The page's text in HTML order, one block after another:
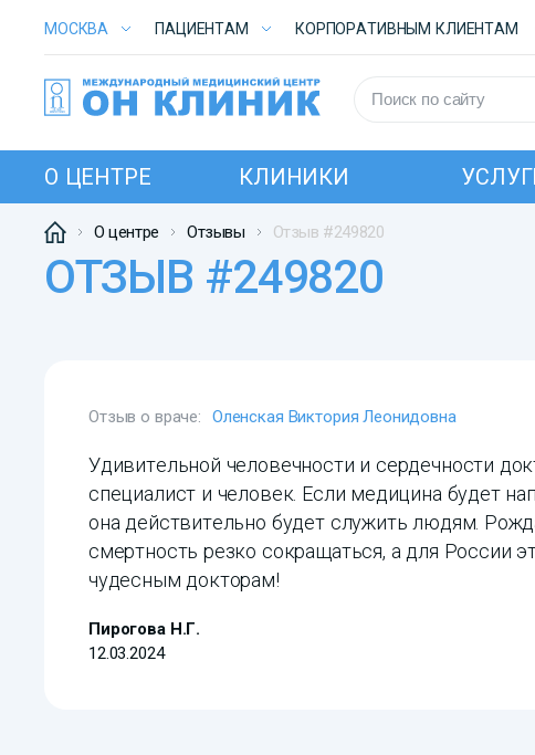
МОСКВА ПАЦИЕНТАМ КОРПОРАТИВНЫМ КЛИЕНТАМ
О ЦЕНТРЕ КЛИНИКИ
О центре Отзывы Отзыв #249820
ОТЗЫВ #249820
Отзыв о враче: Оленская Виктория Леонидовна
Удивительной человечности и сердечности
специалист и человек. Если медицина будет
она действительно будет служить людям.
смертность резко сокращаться, а для России
чудесным докторам!
Пирогова Н.Г.
12.03.2024